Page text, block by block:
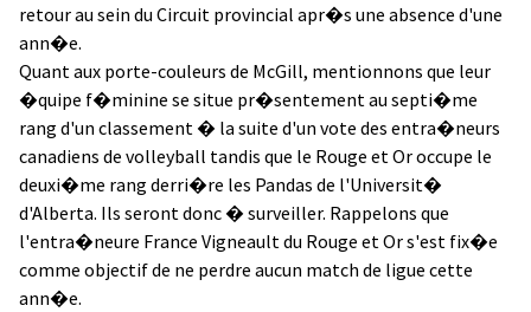
retour au sein du Circuit provincial apr�s une absence d'une
ann�e.
Quant aux porte-couleurs de McGill, mentionnons que leur
�quipe f�minine se situe pr�sentement au septi�me
rang d'un classement � la suite d'un vote des entra�neurs
canadiens de volleyball tandis que le Rouge et Or occupe le
deuxi�me rang derri�re les Pandas de l'Universit�
d'Alberta. Ils seront donc � surveiller. Rappelons que
l'entra�neure France Vigneault du Rouge et Or s'est fix�e
comme objectif de ne perdre aucun match de ligue cette
ann�e.